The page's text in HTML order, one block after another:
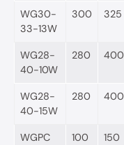
WG30-
33-13W
300 325
WG28-
40-10W
280 400
WG28-
40-15W
280 400
WGPC
100 150